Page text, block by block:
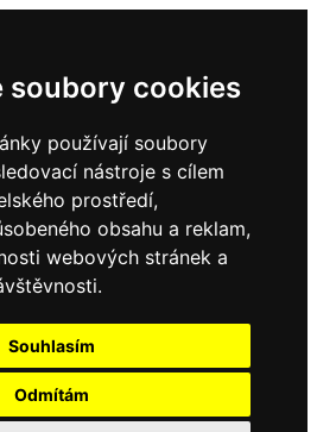
soubory cookies
používají soubory
nástroje s cílem
prostředí,
obsahu a reklam,
webových stránek a
Souhlasím
Odmítám